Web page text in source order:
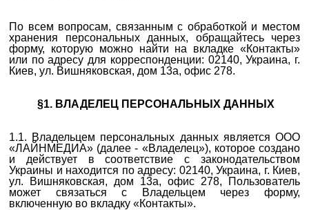
По всем вопросам, связанным с обработкой и местом
хранения персональных данных, обращайтесь через
форму, которую можно найти на вкладке «Контакты»
или по адресу для корреспонденции: 02140, Украина, г.
Киев, ул. Вишняковская, дом 13а, офис 278.
§1. ВЛАДЕЛЕЦ ПЕРСОНАЛЬНЫХ ДАННЫХ
1.1. Владельцем персональных данных является ООО
«ЛАЙНМЕДИА» (далее - «Владелец»), которое создано
и действует в соответствие с законодательством
Украины и находится по адресу: 02140, Украина, г. Киев,
ул. Вишняковская, дом 13а, офис 278, Пользователь
может связаться с Владельцем через форму,
включенную во вкладку «Контакты».